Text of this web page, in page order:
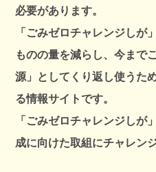
必要があります。
「ごみゼロチャレンジしが
ものの量を減らし、今まで
源」としてくり返し使うた
る情報サイトです。
「ごみゼロチャレンジしが
成に向けた取組にチャレン